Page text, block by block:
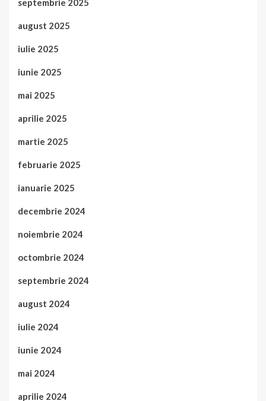
septembrie 2025
august 2025
iulie 2025
iunie 2025
mai 2025
aprilie 2025
martie 2025
februarie 2025
ianuarie 2025
decembrie 2024
noiembrie 2024
octombrie 2024
septembrie 2024
august 2024
iulie 2024
iunie 2024
mai 2024
aprilie 2024